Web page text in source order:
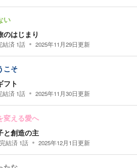
い
のはじまり
結済 1話 2025年11月29日更新
こそ
フト
結済 1話 2025年11月30日更新
変える愛へ
と創造の主
完結済 1話 2025年12月1日更新